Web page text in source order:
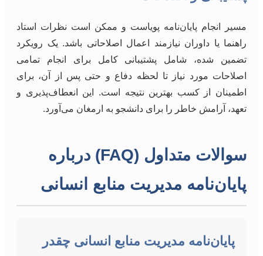
مسیر انجام پایان‌نامه پویاست و ممکن است نظرات استاد
راهنما یا داوران نیازمند اعمال اصلاحاتی باشد. یک رویکرد
تضمین شده، شامل پشتیبانی کامل برای انجام تمامی
اصلاحات مورد نیاز تا لحظه دفاع و حتی پس از آن، برای
اطمینان از کسب بهترین نتیجه است. این انعطاف‌پذیری و
تعهد، آرامش خاطر را برای دانشجو به ارمغان می‌آورد.
سوالات متداول (FAQ) درباره
پایان‌نامه مدیریت منابع انسانی
پایان‌نامه مدیریت منابع انسانی چقدر